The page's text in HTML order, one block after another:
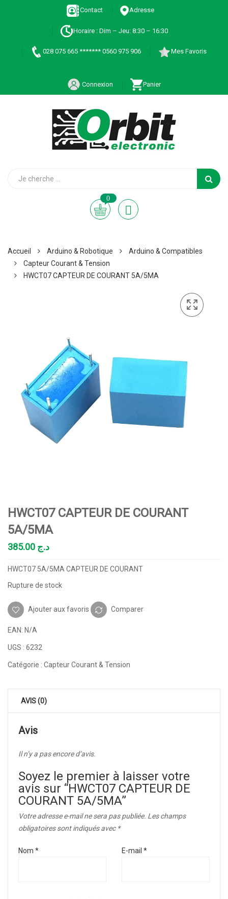
Contact Adresse
Horaire : Dim – Jeu: 8:30 – 16:30
028 075 665 ******* 0560 975 906 Mes Favoris
Connexion Panier
0
Accueil Arduino & Robotique
Arduino & Compatibles
Capteur Courant & Tension
HWCT07 CAPTEUR DE COURANT 5A/5MA
HWCT07 CAPTEUR DE COURANT
5A/5MA
د.ج
HWCT07 5A/5MA CAPTEUR DE COURANT
Rupture de stock
Ajouter aux favoris Comparer
EAN: N/A
UGS : 6232
Catégorie : Capteur Courant & Tension
AVIS (0)
Avis
Il n’y a pas encore d’avis.
Soyez le premier à laisser votre
avis sur “HWCT07 CAPTEUR DE
COURANT 5A/5MA”
Votre adresse e-mail ne sera pas publiée. Les champs
obligatoires sont indiqués avec *
Nom * E-mail *